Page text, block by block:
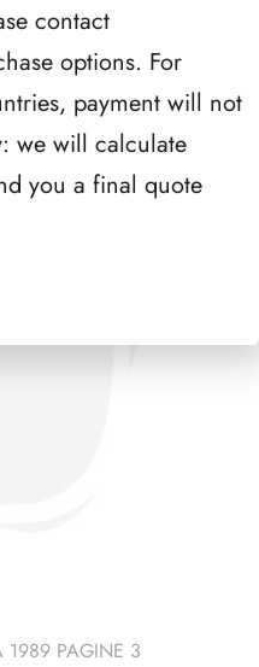
1989 PAGINE 3
contact
options. For
payment will not
we will calculate
you a final quote